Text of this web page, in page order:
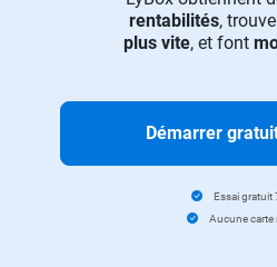
rentabilités,
plus vite, et font
Démarrer
Essai gratuit
Aucune carte